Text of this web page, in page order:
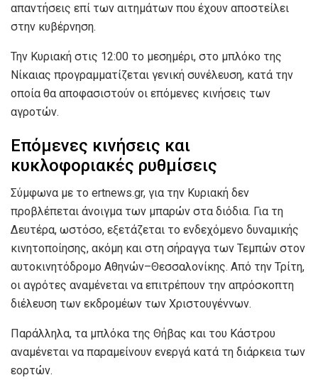
απαντήσεις επί των αιτημάτων που έχουν αποστείλει
στην κυβέρνηση.
Την Κυριακή στις 12:00 το μεσημέρι, στο μπλόκο της
Νίκαιας προγραμματίζεται γενική συνέλευση, κατά την
οποία θα αποφασιστούν οι επόμενες κινήσεις των
αγροτών.
Επόμενες κινήσεις και
κυκλοφοριακές ρυθμίσεις
Σύμφωνα με το ertnews.gr, για την Κυριακή δεν
προβλέπεται άνοιγμα των μπαρών στα διόδια. Για τη
Δευτέρα, ωστόσο, εξετάζεται το ενδεχόμενο δυναμικής
κινητοποίησης, ακόμη και στη σήραγγα των Τεμπών στον
αυτοκινητόδρομο Αθηνών–Θεσσαλονίκης. Από την Τρίτη,
οι αγρότες αναμένεται να επιτρέπουν την απρόσκοπτη
διέλευση των εκδρομέων των Χριστουγέννων.
Παράλληλα, τα μπλόκα της Θήβας και του Κάστρου
αναμένεται να παραμείνουν ενεργά κατά τη διάρκεια των
εορτών.